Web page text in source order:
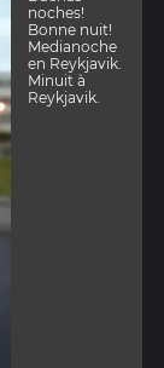
noches!
Bonne nuit!
Medianoche
en Reykjavik.
Minuit à
Reykjavik.